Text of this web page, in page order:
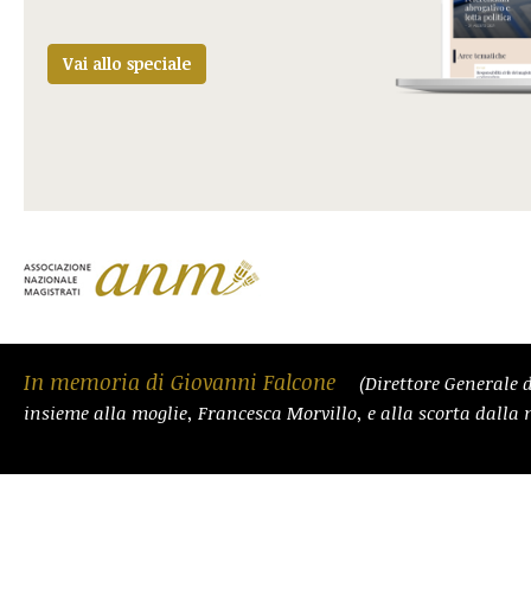
Vai allo speciale
In memoria di Giovanni Falcone
(Direttore Generale
insieme alla moglie, Francesca Morvillo, e alla scorta dalla